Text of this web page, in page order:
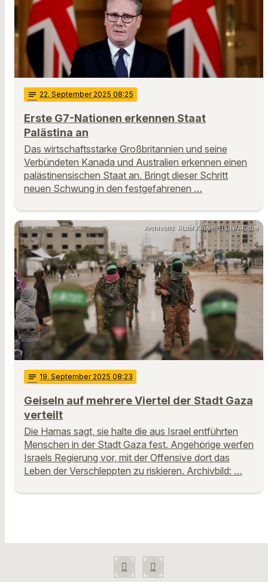
notes 22. September 2025 08:25
Erste G7-Nationen erkennen Staat
Palästina an
Das wirtschaftsstarke Großbritannien und seine
Verbündeten Kanada und Australien erkennen einen
palästinensischen Staat an. Bringt dieser Schritt
neuen Schwung in den festgefahrenen …
Archivbild: Abdel Kareem Hana/AP/dpa
notes 19. September 2025 08:23
Geiseln auf mehrere Viertel der Stadt Gaza
verteilt
Die Hamas sagt, sie halte die aus Israel entführten
Menschen in der Stadt Gaza fest. Angehörige werfen
Israels Regierung vor, mit der Offensive dort das
Leben der Verschleppten zu riskieren. Archivbild: …